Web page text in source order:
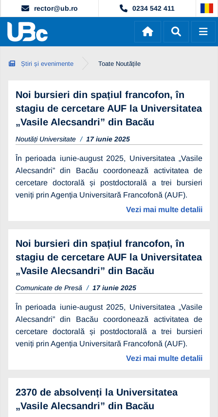
rector@ub.ro 0234 542 411
Știri și evenimente Toate Noutățile
Noi bursieri din spațiul francofon, în
stagiu de cercetare AUF la Universitatea
„Vasile Alecsandri” din Bacău
Noutăți Universitate 17 iunie 2025
În perioada iunie-august 2025, Universitatea „Vasile
Alecsandri” din Bacău coordonează activitatea de
cercetare doctorală și postdoctorală a trei bursieri
veniți prin Agenția Universitară Francofonă (AUF).
Vezi mai multe detalii
Noi bursieri din spațiul francofon, în
stagiu de cercetare AUF la Universitatea
„Vasile Alecsandri” din Bacău
Comunicate de Presă 17 iunie 2025
În perioada iunie-august 2025, Universitatea „Vasile
Alecsandri” din Bacău coordonează activitatea de
cercetare doctorală și postdoctorală a trei bursieri
veniți prin Agenția Universitară Francofonă (AUF).
Vezi mai multe detalii
2370 de absolvenți la Universitatea
„Vasile Alecsandri” din Bacău